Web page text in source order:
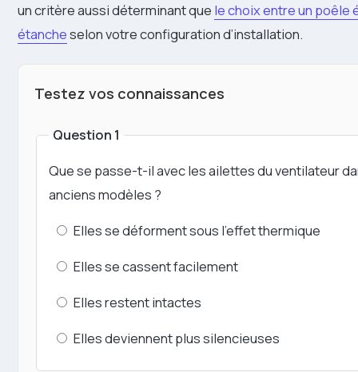
un critère aussi déterminant que le choix entre un poêle
étancheselon votre configuration d’installation.
Testez vos connaissances
Question 1
Que se passe-t-il avec les ailettes du ventilateur
anciens modèles ?
Elles se déforment sous l'effet thermique
Elles se cassent facilement
Elles restent intactes
Elles deviennent plus silencieuses